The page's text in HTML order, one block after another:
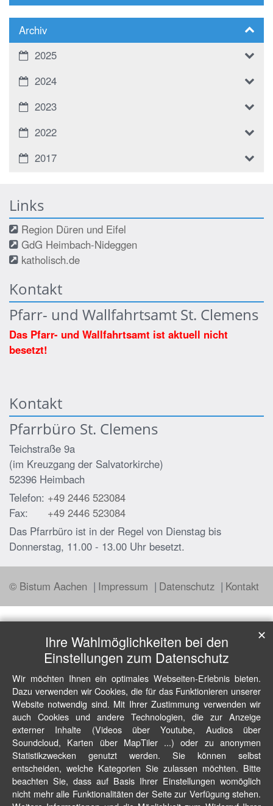
Archiv
2025
2024
2023
2022
2017
Links
Region Düren und Eifel
GdG Heimbach-Nideggen
katholisch.de
Kontakt
Pfarr- und Wallfahrtsamt St. Clemens
Das Pfarr- und Wallfahrtsamt ist aktuell nicht
besetzt!
Kontakt
Pfarrbüro St. Clemens
Teichstraße 9a
(im Kreuzgang der Salvatorkirche)
52396 Heimbach
Telefon: +49 2446 523084
Fax:
+49 2446 523084
Das Pfarrbüro ist in der Regel von Dienstag bis
Donnerstag, 11.00 - 13.00 Uhr besetzt.
© Bistum Aachen Impressum Datenschutz Kontakt
Ihre Wahlmöglichkeiten bei den
Einstellungen zum Datenschutz
Wir möchten Ihnen ein optimales Webseiten-Erlebnis bieten.
Dazu verwenden wir Cookies, die für das Funktionieren unserer
Website notwendig sind. Mit Ihrer Zustimmung verwenden wir
auch Cookies und andere Technologien, die zur Anzeige
externer Inhalte (Videos über Youtube, Audios über
Soundcloud, Karten über MapTiler ...) oder zu anonymen
Statistikzwecken genutzt werden. Sie können selbst
entscheiden, welche Kategorien Sie zulassen möchten. Bitte
beachten Sie, dass auf Basis Ihrer Einstellungen womöglich
nicht mehr alle Funktionalitäten der Seite zur Verfügung stehen.
✕